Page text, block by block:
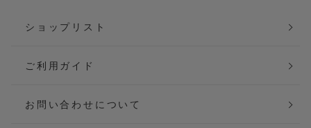
ショップリスト
ご利用ガイド
お問い合わせについて